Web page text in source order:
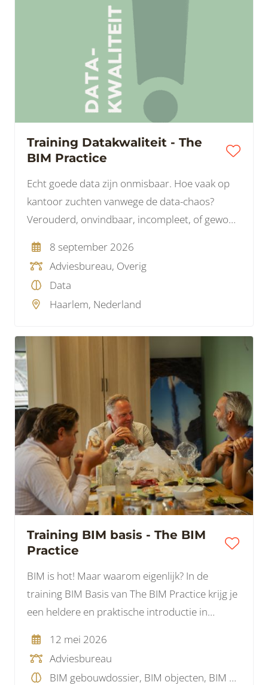
Training Datakwaliteit - The
BIM Practice
Echt goede data zijn onmisbaar. Hoe vaak op
kantoor zuchten vanwege de data-chaos?
Verouderd, onvindbaar, incompleet, of gewoon
onze dagelijkse gang van zaken.
8 september 2026
Adviesbureau, Overig
Data
Haarlem, Nederland
Training BIM basis - The BIM
Practice
BIM is hot! Maar waarom eigenlijk? In de
training BIM Basis van The BIM Practice krijg je
een heldere en praktische introductie in
12 mei 2026
Adviesbureau
BIM gebouwdossier, BIM objecten, BIM protocol, BIM software, BIM visie